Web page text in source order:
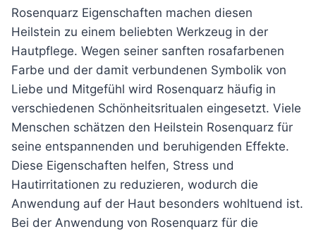
Rosenquarz Eigenschaften machen diesen
Heilstein zu einem beliebten Werkzeug in der
Hautpflege. Wegen seiner sanften rosafarbenen
Farbe und der damit verbundenen Symbolik von
Liebe und Mitgefühl wird Rosenquarz häufig in
verschiedenen Schönheitsritualen eingesetzt. Viele
Menschen schätzen den Heilstein Rosenquarz für
seine entspannenden und beruhigenden Effekte.
Diese Eigenschaften helfen, Stress und
Hautirritationen zu reduzieren, wodurch die
Anwendung auf der Haut besonders wohltuend ist.
Bei der Anwendung von Rosenquarz für die